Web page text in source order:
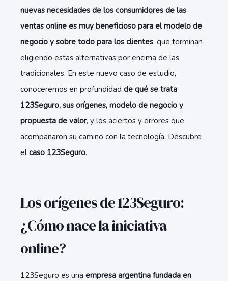
nuevas necesidades de los consumidores de las
ventas online es muy beneficioso para el modelo de
negocio y sobre todo para los clientes, que terminan
eligiendo estas alternativas por encima de las
tradicionales. En este nuevo caso de estudio,
conoceremos en profundidad de qué se trata
123Seguro, sus orígenes, modelo de negocio y
propuesta de valor, y los aciertos y errores que
acompañaron su camino con la tecnología. Descubre
el caso 123Seguro.
Los orígenes de 123Seguro:
¿Cómo nace la iniciativa
online?
123Seguro es una empresa argentina fundada en